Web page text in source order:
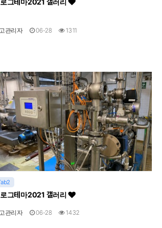
그테마2021 갤러리
관리자 06-28 1311
그테마2021 갤러리
관리자 06-28 1432